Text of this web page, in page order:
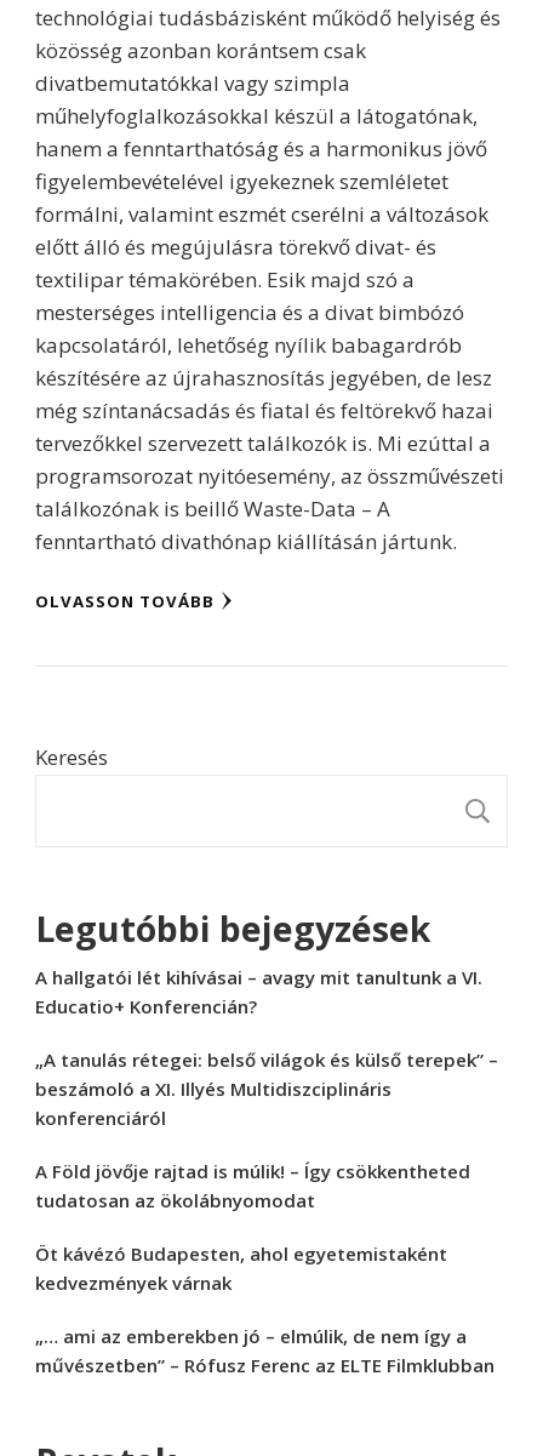
technológiai tudásbázisként működő helyiség és
közösség azonban korántsem csak
divatbemutatókkal vagy szimpla
műhelyfoglalkozásokkal készül a látogatónak,
hanem a fenntarthatóság és a harmonikus jövő
figyelembevételével igyekeznek szemléletet
formálni, valamint eszmét cserélni a változások
előtt álló és megújulásra törekvő divat- és
textilipar témakörében. Esik majd szó a
mesterséges intelligencia és a divat bimbózó
kapcsolatáról, lehetőség nyílik babagardrób
készítésére az újrahasznosítás jegyében, de lesz
még színtanácsadás és fiatal és feltörekvő hazai
tervezőkkel szervezett találkozók is. Mi ezúttal a
programsorozat nyitóesemény, az összművészeti
találkozónak is beillő Waste-Data – A
fenntartható divathónap kiállításán jártunk.
OLVASSON TOVÁBB
Keresés
Legutóbbi bejegyzések
A hallgatói lét kihívásai – avagy mit tanultunk a VI.
Educatio+ Konferencián?
„A tanulás rétegei: belső világok és külső terepek” –
beszámoló a XI. Illyés Multidiszciplináris
konferenciáról
A Föld jövője rajtad is múlik! – Így csökkentheted
tudatosan az ökolábnyomodat
Öt kávézó Budapesten, ahol egyetemistaként
kedvezmények várnak
„… ami az emberekben jó – elmúlik, de nem így a
művészetben” – Rófusz Ferenc az ELTE Filmklubban